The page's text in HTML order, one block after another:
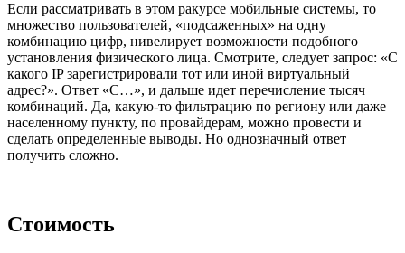
Если рассматривать в этом ракурсе мобильные системы, то
множество пользователей, «подсаженных» на одну
комбинацию цифр, нивелирует возможности подобного
установления физического лица. Смотрите, следует запрос: «С
какого IP зарегистрировали тот или иной виртуальный
адрес?». Ответ «С…», и дальше идет перечисление тысяч
комбинаций. Да, какую-то фильтрацию по региону или даже
населенному пункту, по провайдерам, можно провести и
сделать определенные выводы. Но однозначный ответ
получить сложно.
Стоимость